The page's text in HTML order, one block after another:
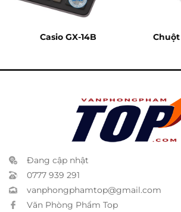
Casio GX-14B Chuột
Đang cập nhật
0777 939 291
vanphongphamtop@gmail.com
Văn Phòng Phẩm Top